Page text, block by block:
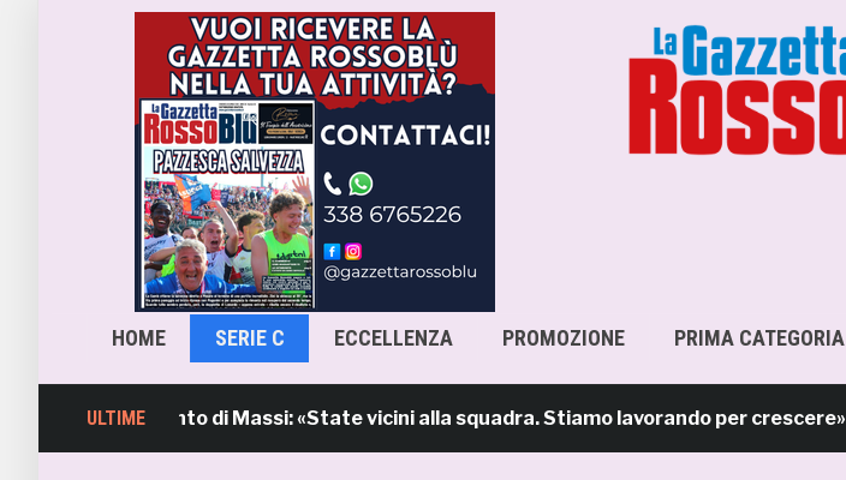
HOME SERIE C ECCELLENZA PROMOZIONE PRIMA CATEGORIA
ULTIME
l’intervento di Massi: «State vicini alla squadra. Stiamo lavorando per crescere»